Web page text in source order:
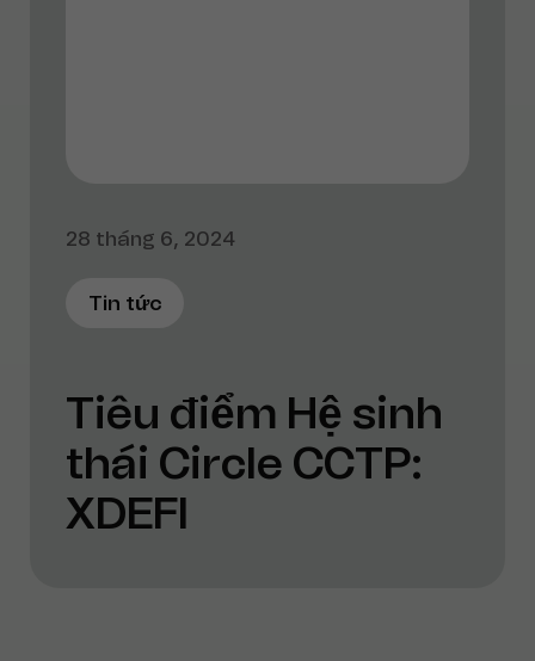
28 tháng 6, 2024
Tin tức
Tiêu điểm Hệ sinh
thái Circle CCTP:
XDEFI